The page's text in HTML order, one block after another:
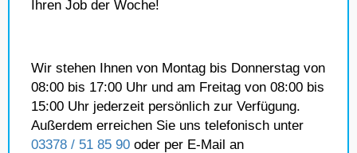
Ihren Job der Woche!
Wir stehen Ihnen von Montag bis Donnerstag von
08:00 bis 17:00 Uhr und am Freitag von 08:00 bis
15:00 Uhr jederzeit persönlich zur Verfügung.
Außerdem erreichen Sie uns telefonisch unter
03378 / 51 85 90 oder per E-Mail an